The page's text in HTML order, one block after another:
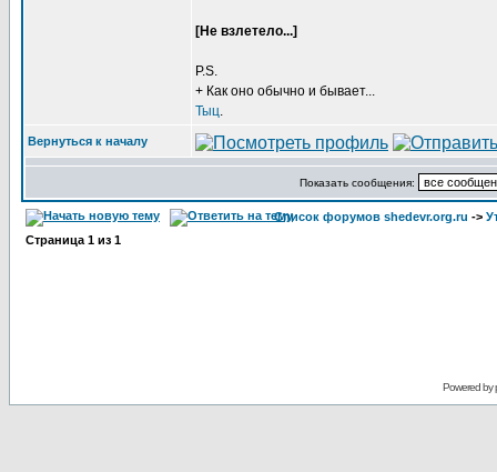
[Не взлетело...]
P.S.
+ Как оно обычно и бывает...
Тыц.
Вернуться к началу
Показать сообщения:
Список форумов shedevr.org.ru ->
Страница 1 из 1
Powered by